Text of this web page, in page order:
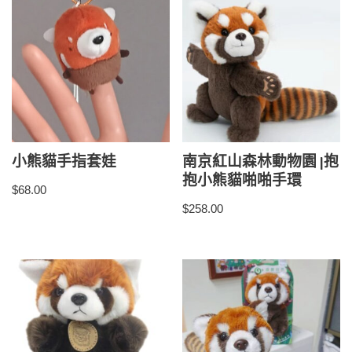
小熊貓手指套娃
$68.00
南京紅山森林動物園 |抱
抱小熊貓啪啪手環
$258.00